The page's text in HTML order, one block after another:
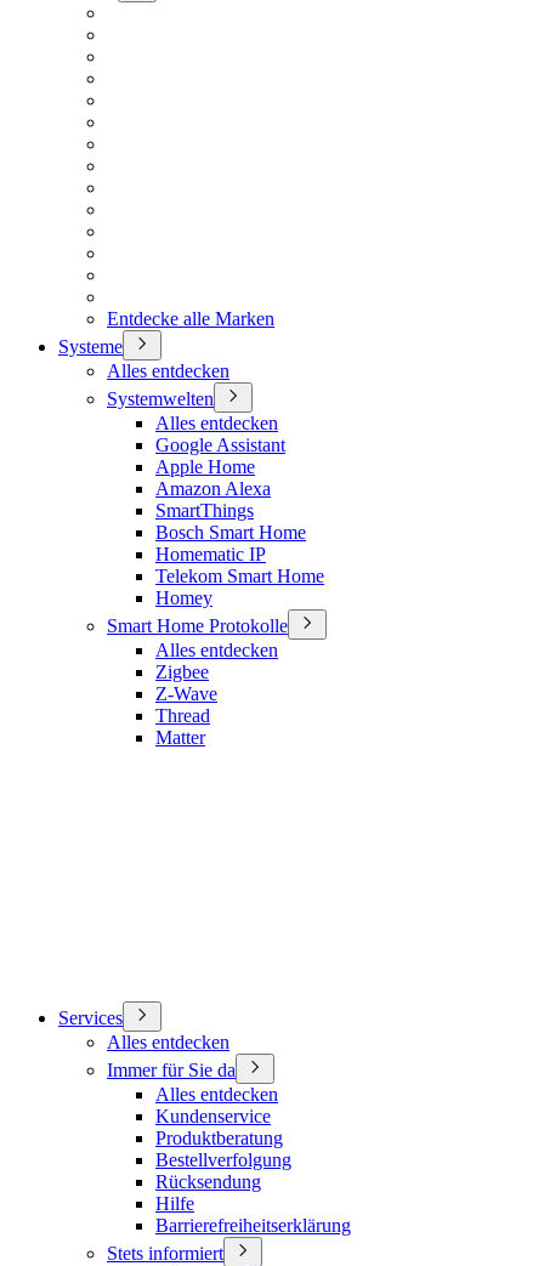
Entdecke alle Marken
Systeme
Alles entdecken
Systemwelten
Alles entdecken
Google Assistant
Apple Home
Amazon Alexa
SmartThings
Bosch Smart Home
Homematic IP
Telekom Smart Home
Homey
Smart Home Protokolle
Alles entdecken
Zigbee
Z-Wave
Thread
Matter
Services
Alles entdecken
Immer für Sie da
Alles entdecken
Kundenservice
Produktberatung
Bestellverfolgung
Rücksendung
Hilfe
Barrierefreiheitserklärung
Stets informiert